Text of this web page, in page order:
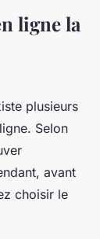
ligne la
plusieurs
Selon
avant
choisir le